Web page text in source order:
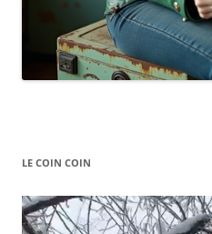
LE COIN COIN
Video
Player